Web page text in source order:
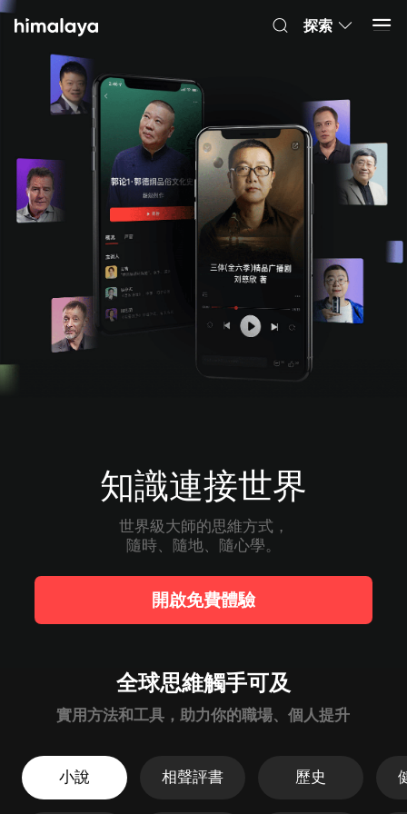
Himalaya-有聲書
4.8k 安裝
打開 App
知識連接世界
世界級大師的思維方式，
隨時、隨地、隨心學。
實用方法和工具，助力你的職場、個人提升